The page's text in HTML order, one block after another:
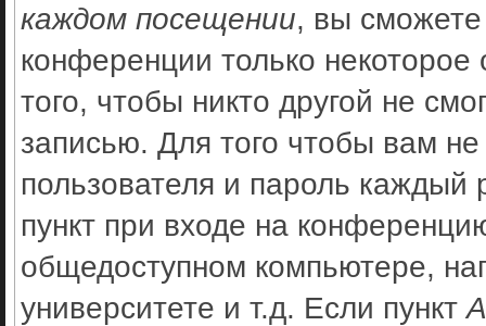
каждом посещении, вы
конференции только
того, чтобы никто другой не
записью. Для того чтобы вам
пользователя и пароль
пункт при входе на
общедоступном компьютере,
университете и т.д. Если пункт